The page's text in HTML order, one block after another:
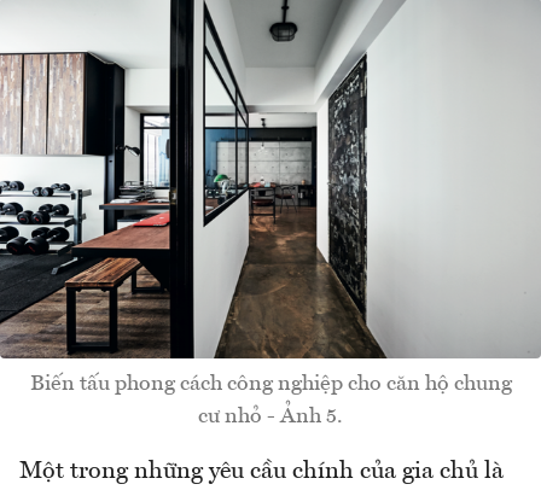
Biến tấu phong cách công nghiệp cho căn hộ chung
cư nhỏ - Ảnh 5.
Một trong những yêu cầu chính của gia chủ là